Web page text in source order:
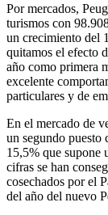
Por mercados,
turismos con
un crecimiento del
quitamos el efecto
año como primera
excelente
particulares y de
En el mercado de
un segundo puesto
15,5% que supone
cifras se han
cosechados por el
del año del nuevo